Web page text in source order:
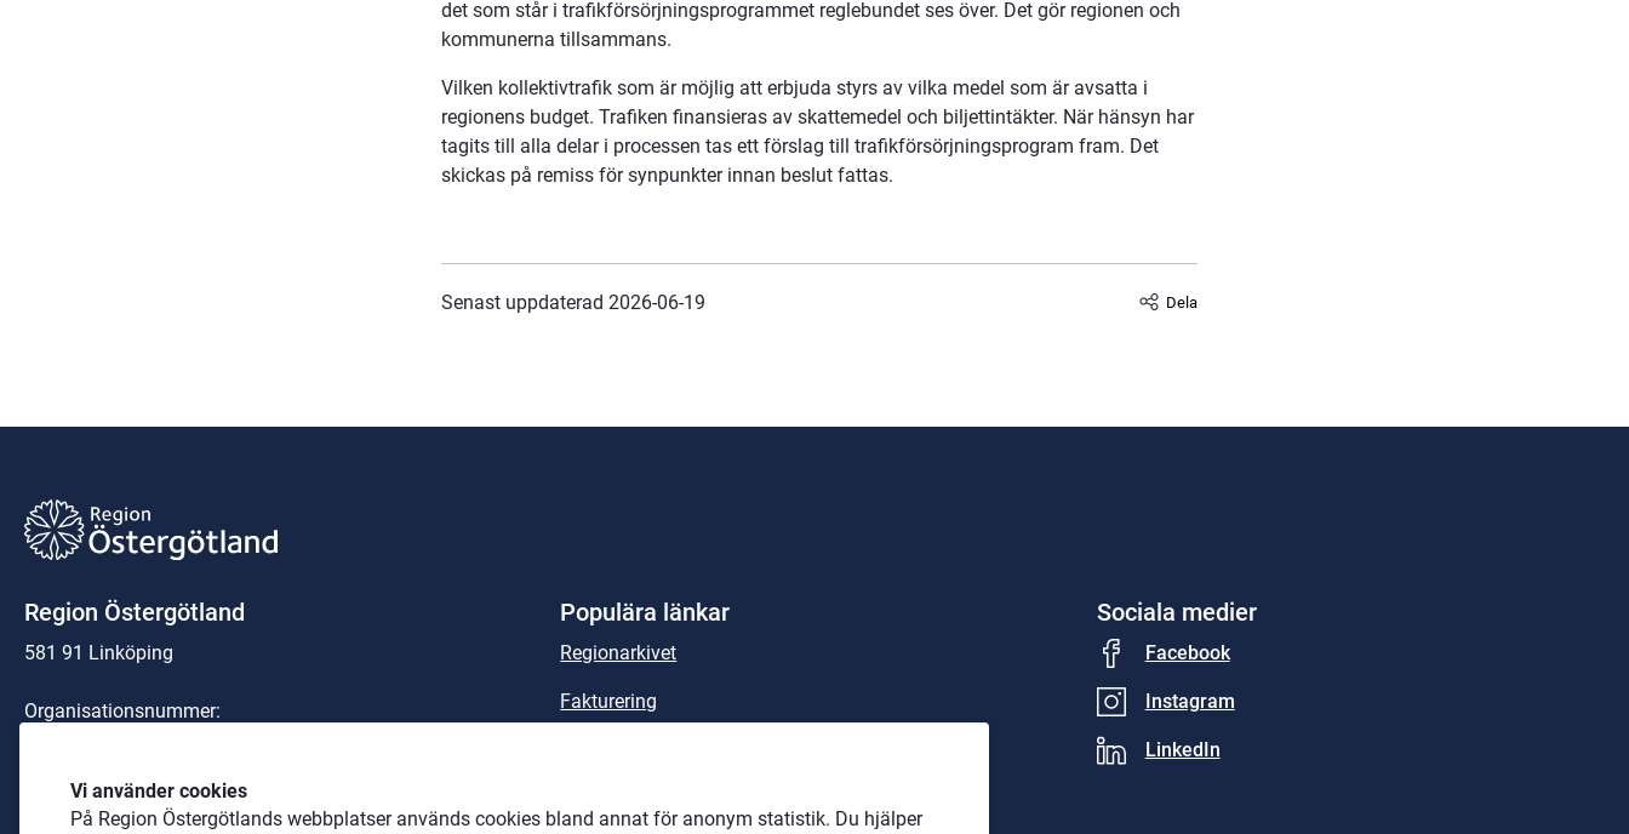
Vi använder cookies
På Region Östergötlands webbplatser används cookies bland annat för anonym statistik. Du hjälper
det som står i trafikförsörjningsprogrammet reglebundet ses över. Det gör regionen och
kommunerna tillsammans.
Vilken kollektivtrafik som är möjlig att erbjuda styrs av vilka medel som är avsatta i
regionens budget. Trafiken finansieras av skattemedel och biljettintäkter. När hänsyn har
tagits till alla delar i processen tas ett förslag till trafikförsörjningsprogram fram. Det
skickas på remiss för synpunkter innan beslut fattas.
Senast uppdaterad 2026-06-19 Dela
Region Östergötland
581 91 Linköping
Organisationsnummer:
Telefon: 010-103 00 00 (växel)
Populära länkar
Regionarkivet
Fakturering
Sociala medier
Facebook
Instagram
LinkedIn